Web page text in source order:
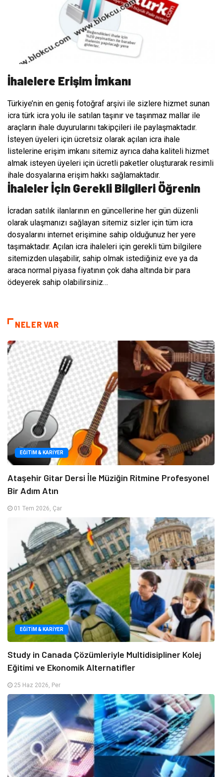
İhalelere Erişim İmkanı
Türkiye’nin en geniş fotoğraf arşivi ile sizlere hizmet sunan
icra türk icra yolu ile satılan taşınır ve taşınmaz mallar ile
araçların ihale duyurularını takipçileri ile paylaşmaktadır.
İsteyen üyeleri için ücretsiz olarak açılan icra ihale
listelerine erişim imkanı sitemiz ayrıca daha kaliteli hizmet
almak isteyen üyeleri için ücretli paketler oluşturarak resimli
ihale dosyalarına erişim hakkı sağlamaktadır.
İhaleler İçin Gerekli Bilgileri Öğrenin
İcradan satılık ilanlarının en güncellerine her gün düzenli
olarak ulaşmanızı sağlayan sitemiz sizler için tüm icra
dosyalarını internet erişimine sahip olduğunuz her yere
taşımaktadır. Açılan icra ihaleleri için gerekli tüm bilgilere
sitemizden ulaşabilir, sahip olmak istediğiniz eve ya da
araca normal piyasa fiyatının çok daha altında bir para
ödeyerek sahip olabilirsiniz…
NELER VAR
EĞITIM & KARIYER
Ataşehir Gitar Dersi İle Müziğin Ritmine Profesyonel
Bir Adım Atın
01 Tem 2026, Çar
EĞITIM & KARIYER
Study in Canada Çözümleriyle Multidisipliner Kolej
Eğitimi ve Ekonomik Alternatifler
25 Haz 2026, Per